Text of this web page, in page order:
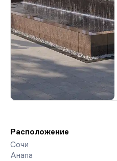
Расположение
Сочи
Анапа